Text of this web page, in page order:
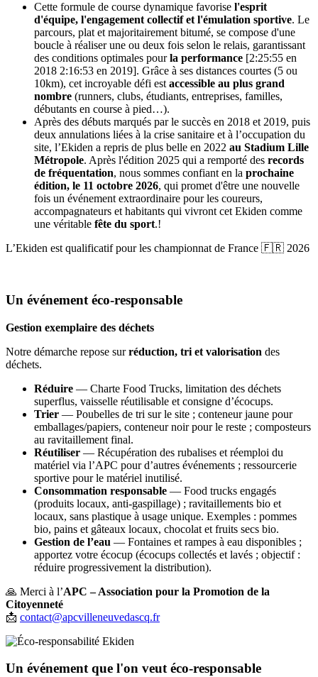
Cette formule de course dynamique favorise l'esprit
d'équipe, l'engagement collectif et l'émulation sportive. Le
parcours, plat et majoritairement bitumé, se compose d'une
boucle à réaliser une ou deux fois selon le relais, garantissant
des conditions optimales pourla performance [2:25:55 en
2018 2:16:53 en 2019]. Grâce à ses distances courtes (5 ou
10km), cet incroyable défi est accessible au plus grand
nombre (runners, clubs, étudiants, entreprises, familles,
débutants en course à pied…).
Après des débuts marqués par le succès en 2018 et 2019, puis
deux annulations liées à la crise sanitaire et à l’occupation du
site, l’Ekiden a repris de plus belle en 2022 au Stadium Lille
Métropole. Après l'édition 2025 qui a remporté des records
de fréquentation, nous sommes confiant en la prochaine
édition, le 11 octobre 2026, qui promet d'être une nouvelle
fois un événement extraordinaire pour les coureurs,
accompagnateurs et habitants qui vivront cet Ekiden comme
une véritable fête du sport.!
L’Ekiden est qualificatif pour les championnat de France 🇫🇷 2026
Un événement éco-responsable
Gestion exemplaire des déchets
Notre démarche repose surréduction, tri et valorisation des
déchets.
Réduire — Charte Food Trucks, limitation des déchets
superflus, vaisselle réutilisable et consigne d’écocups.
Trier — Poubelles de tri sur le site ; conteneur jaune pour
emballages/papiers, conteneur noir pour le reste ; composteurs
au ravitaillement final.
Réutiliser — Récupération des rubalises et réemploi du
matériel via l’APC pour d’autres événements ; ressourcerie
sportive pour le matériel inutilisé.
Consommation responsable — Food trucks engagés
(produits locaux, anti-gaspillage) ; ravitaillements bio et
locaux, sans plastique à usage unique. Exemples : pommes
bio, pains et gâteaux locaux, chocolat et fruits secs bio.
Gestion de l’eau — Fontaines et rampes à eau disponibles ;
apportez votre écocup (écocups collectés et lavés ; objectif :
réduire progressivement la distribution).
🙏 Merci à l’APC – Association pour la Promotion de la
Citoyenneté
📩 contact@apcvilleneuvedascq.fr
Un événement que l'on veut éco-responsable